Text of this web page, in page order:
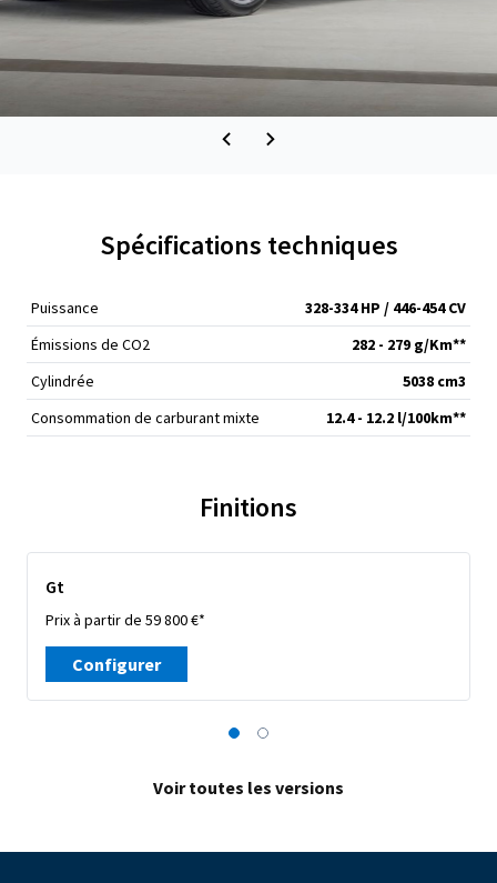
Spécifications techniques
Puissance
328-334 HP / 446-454 CV
Émissions de CO2
282 - 279 g/Km**
Cylindrée
5038 cm3
Consommation de carburant mixte
12.4 - 12.2 l/100km**
Finitions
Gt
Prix à partir de 59 800 €*
Configurer
Voir toutes les versions